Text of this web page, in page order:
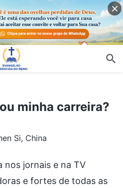
minha carreira?
Si, China
nos jornais e na TV
e fortes de todas as